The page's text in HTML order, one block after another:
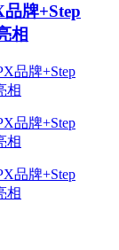
牌+Step
相